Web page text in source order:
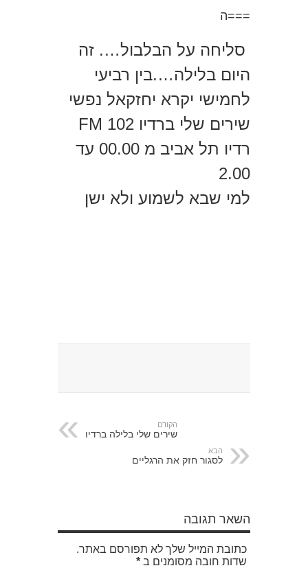
===ה
סליחה על הבלבול…. זה
היום בלילה….בין רביעי
לחמישי יקרא יחזקאל נפשי
שירים שלי ברדיו 102 FM
רדיו תל אביב מ 00.00 עד
2.00
למי שבא לשמוע ולא ישן
הקודם
שירים שלי בלילה ברדיו
הבא
לסגור חזק את הרגליים
השאר תגובה
כתובת המייל שלך לא תפורסם באתר.
שדות חובה מסומנים ב *